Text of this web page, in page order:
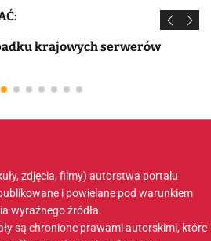
krajowych serwerów
zdjęcia, filmy) autorstwa portalu
i powielane pod warunkiem
wyraźnego źródła.
są chronione prawami autorskimi, które